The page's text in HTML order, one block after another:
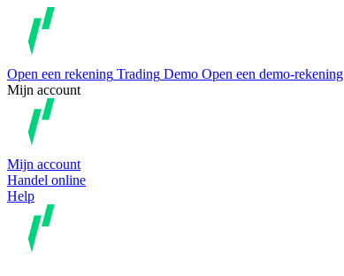
Open een rekening Trading Demo Open een demo-rekening
Mijn account
Mijn account
Handel online
Help